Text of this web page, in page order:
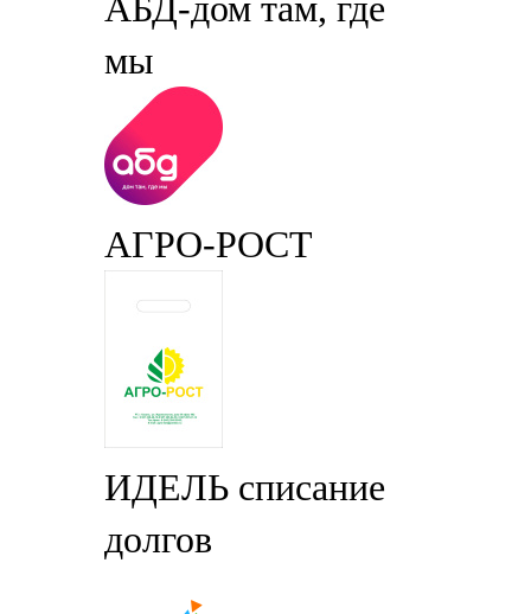
мы
АГРО-РОСТ
ИДЕЛЬ списание
долгов